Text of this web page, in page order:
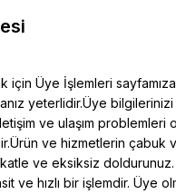
için Üye İşlemleri
yeterlidir.Üye
ve ulaşım problemleri
ve hizmetlerin çabuk
ve eksiksiz doldurunuz.
ve hızlı bir işlemdir. Üye